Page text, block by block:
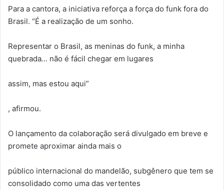
Para a cantora, a iniciativa reforça a força do funk fora do
Brasil. “É a realização de um sonho.
Representar o Brasil, as meninas do funk, a minha
quebrada… não é fácil chegar em lugares
assim, mas estou aqui”
, afirmou.
O lançamento da colaboração será divulgado em breve e
promete aproximar ainda mais o
público internacional do mandelão, subgênero que tem se
consolidado como uma das vertentes